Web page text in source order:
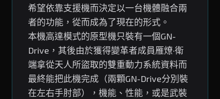
希望依靠支援機而決定以一台機體融合兩
者的功能，從而成為了現在的形式。
本機高達模式的原型機只裝有一個GN-
Drive，其後由於獲得變革者成員雁燎·衛
端拿從天人所盜取的雙重動力系統資料而
最終能把此機完成（兩顆GN-Drive分別裝
在左右手肘部），機能、性能，或是武裝